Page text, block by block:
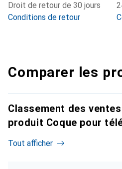
Droit de retour de 30 jours
Conditions de retour
Comparer les
Classement des
produit Coque pour
Tout afficher